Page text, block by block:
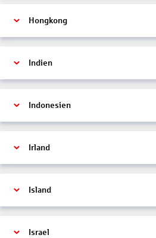
Hongkong
Indien
Indonesien
Irland
Island
Israel